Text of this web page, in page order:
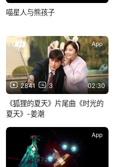
喵星人与熊孩子
2841 3 02:30
App
《狐狸的夏天》片尾曲《时光的
夏天》-姜潮
App